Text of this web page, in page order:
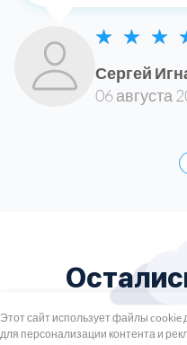
+7
8 (800)
Сергей
06 августа
Хотите уточнить
Этот сайт использует файлы
для персонализации контента и